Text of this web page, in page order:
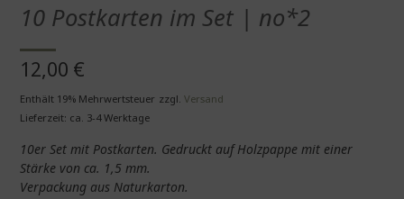
10 Postkarten im Set | no*2
12,00 €
Enthält 19% Mehrwertsteuer zzgl.Versand
Lieferzeit: ca. 3-4 Werktage
10er Set mit Postkarten. Gedruckt auf Holzpappe mit einer
Stärke von ca. 1,5 mm.
Verpackung aus Naturkarton.